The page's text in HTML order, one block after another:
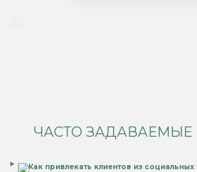
ЧАСТО ЗАДАВАЕМЫЕ
Как привлекать клиентов из социальных